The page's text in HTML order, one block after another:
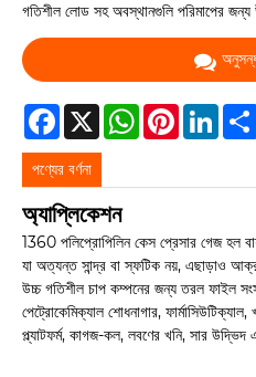
গতিশীল লোড সহ অবস্থানগুলি পরিমাপের
Facebook
X WhatsAppPinterest
পণ্যের বর্ণনা
অ্যাপ্লিকেশন
1360 পলিপ্রোপিলিন কেস প্রেসার গেজ হল
যা অত্যন্ত সান্দ্র বা স্ফটিক নয়, এছাড়াও
উচ্চ গতিশীল চাপ কম্পনের জন্য তরল ফাইল
পেট্রোকেমিক্যাল শোধনাগার,
প্ল্যাটফর্ম, কাগজ-কল, লবণের খনি, সার উদ্ভিদ